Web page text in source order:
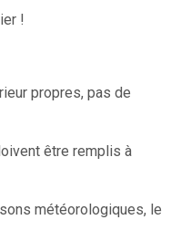
!
propres, pas de
être remplis à
météorologiques, le